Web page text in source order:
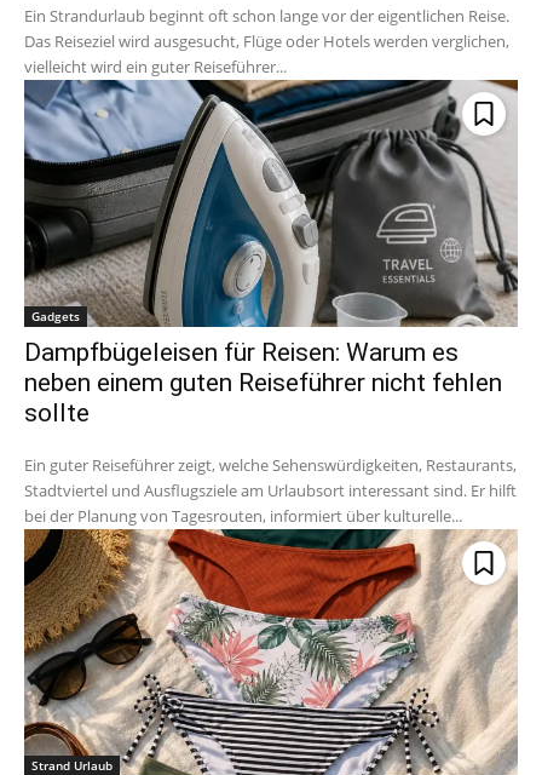
Ein Strandurlaub beginnt oft schon lange vor der eigentlichen Reise.
Das Reiseziel wird ausgesucht, Flüge oder Hotels werden verglichen,
vielleicht wird ein guter Reiseführer...
Gadgets
Dampfbügeleisen für Reisen: Warum es
neben einem guten Reiseführer nicht fehlen
sollte
Ein guter Reiseführer zeigt, welche Sehenswürdigkeiten, Restaurants,
Stadtviertel und Ausflugsziele am Urlaubsort interessant sind. Er hilft
bei der Planung von Tagesrouten, informiert über kulturelle...
Strand Urlaub